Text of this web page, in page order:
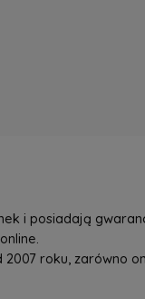
i posiadają
roku, zarówno